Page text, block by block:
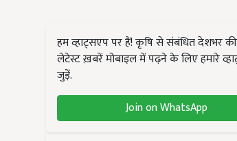
हम व्हाट्सएप पर हैं! कृषि से संबंधित देशभर
लेटेस्ट ख़बरें मोबाइल में पढ़ने के लिए हमारे
जुड़ें.
Join on WhatsApp